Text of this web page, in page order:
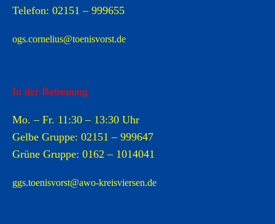
Telefon: 02151 – 999655
ogs.cornelius@toenisvorst.de
In der Betreuung
Mo. – Fr. 11:30 – 13:30 Uhr
Gelbe Gruppe: 02151 – 999647
Grüne Gruppe: 0162 – 1014041
ggs.toenisvorst@awo-kreisviersen.de